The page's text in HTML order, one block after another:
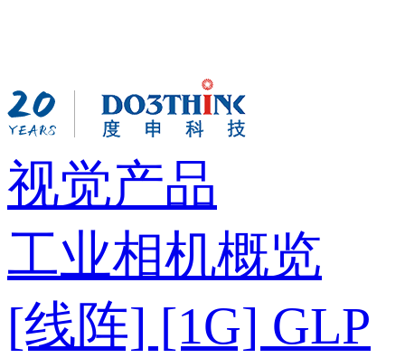
视觉产品
工业相机概览
[线阵] [1G] GLP